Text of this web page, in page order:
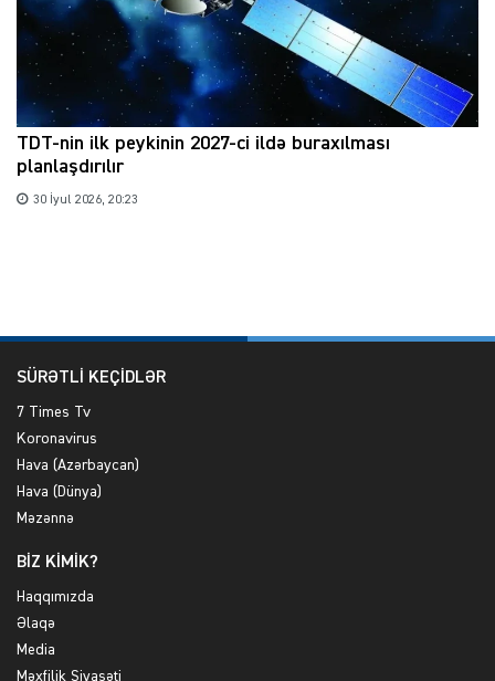
TDT-nin ilk peykinin 2027-ci ildə buraxılması
planlaşdırılır
30 İyul 2026, 20:23
SÜRƏTLİ KEÇİDLƏR
7 Times Tv
Koronavirus
Hava (Azərbaycan)
Hava (Dünya)
Məzənnə
BİZ KİMİK?
Haqqımızda
Əlaqə
Media
Məxfilik Siyasəti